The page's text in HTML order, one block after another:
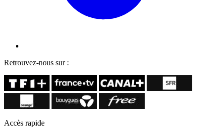
Retrouvez-nous sur :
Accès rapide